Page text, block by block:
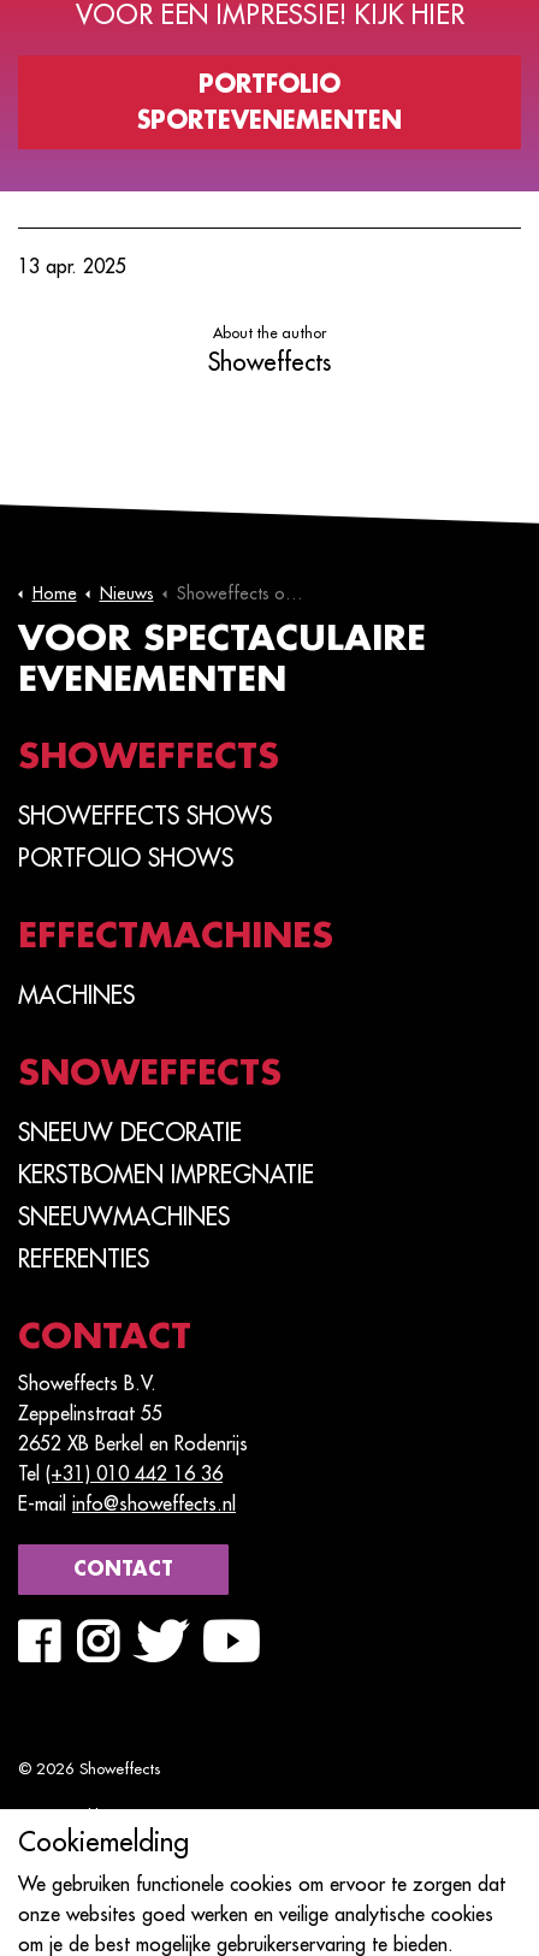
VOOR EEN IMPRESSIE! KIJK HIER
PORTFOLIO
SPORTEVENEMENTEN
13 apr. 2025
About the author
Showeffects
Home Nieuws Showeffects ondersteunt spetterende start van de Rotterdam Marathon met ECO2jets
VOOR SPECTACULAIRE
EVENEMENTEN
SHOWEFFECTS
SHOWEFFECTS SHOWS
PORTFOLIO SHOWS
EFFECTMACHINES
MACHINES
SNOWEFFECTS
SNEEUW DECORATIE
KERSTBOMEN IMPREGNATIE
SNEEUWMACHINES
REFERENTIES
CONTACT
Showeffects B.V.
Zeppelinstraat 55
2652 XB Berkel en Rodenrijs
Tel (+31) 010 442 16 36
E-mail info@showeffects.nl
CONTACT
© 2026 Showeffects
Algemene voorwaarden
Sitemap
Cookiemelding
We gebruiken functionele cookies om ervoor te zorgen dat
onze websites goed werken en veilige analytische cookies
om je de best mogelijke gebruikerservaring te bieden.